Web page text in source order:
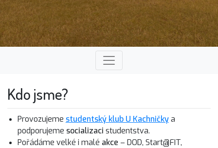
Kdo jsme?
Provozujeme studentský klub U Kachničkya
podporujeme socializaci studentstva.
Pořádáme velké i malé akce – DOD, Start@FIT,